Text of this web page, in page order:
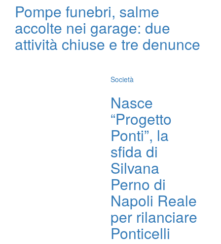
Pompe funebri, salme
accolte nei garage: due
attività chiuse e tre denunce
Società
Nasce
“Progetto
Ponti”, la
sfida di
Silvana
Perno di
Napoli Reale
per rilanciare
Ponticelli